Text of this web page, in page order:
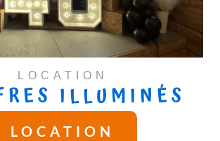
LOCATION
ILLUMINÉS
LOCATION